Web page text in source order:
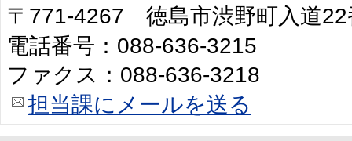
〒771-4267 徳島市渋野町入道22
電話番号：088-636-3215
ファクス：088-636-3218
担当課にメールを送る